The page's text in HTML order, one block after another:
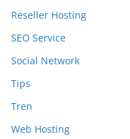
Reseller Hosting
SEO Service
Social Network
Tips
Tren
Web Hosting